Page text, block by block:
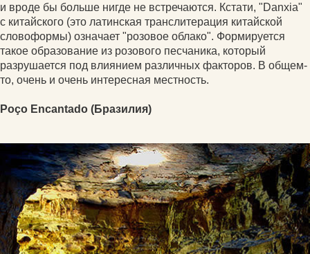
и вроде бы больше нигде не встречаются. Кстати, "Danxia"
с китайского (это латинская транслитерация китайской
словоформы) означает "розовое облако". Формируется
такое образование из розового песчаника, который
разрушается под влиянием различных факторов. В общем-
то, очень и очень интересная местность.
Poço Encantado (Бразилия)